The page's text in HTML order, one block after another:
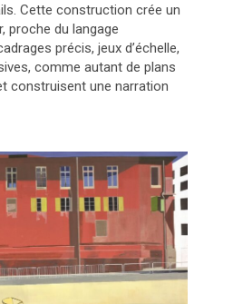
Cette construction crée un
proche du langage
précis, jeux d’échelle,
comme autant de plans
construisent une narration